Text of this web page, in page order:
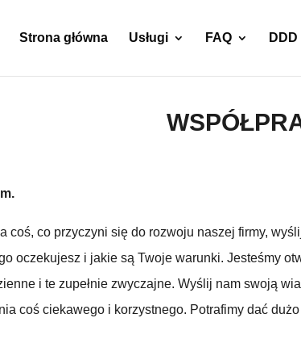
Strona główna Usługi FAQ DDD
coś, co przyczyni się do rozwoju naszej firmy,
oczekujesz i jakie są Twoje warunki. Jesteśmy
i te zupełnie zwyczajne. Wyślij nam swoją
coś ciekawego i korzystnego. Potrafimy dać